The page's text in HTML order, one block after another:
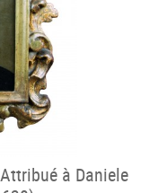
à Daniele